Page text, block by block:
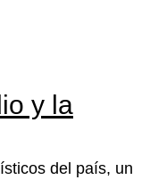
y la
del país, un